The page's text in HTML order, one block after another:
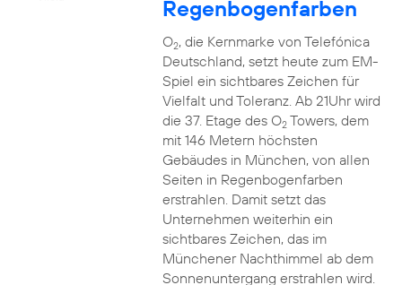
Regenbogenfarben
O2, die Kernmarke von Telefónica
Deutschland, setzt heute zum EM-
Spiel ein sichtbares Zeichen für
Vielfalt und Toleranz. Ab 21Uhr wird
die 37. Etage des O2Towers, dem
mit 146 Metern höchsten
Gebäudes in München, von allen
Seiten in Regenbogenfarben
erstrahlen. Damit setzt das
Unternehmen weiterhin ein
sichtbares Zeichen, das im
Münchener Nachthimmel ab dem
Sonnenuntergang erstrahlen wird.